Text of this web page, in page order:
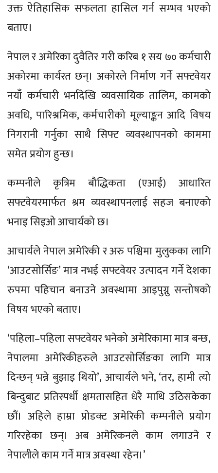
उक्त ऐतिहासिक सफलता हासिल गर्न सम्भव भएको
बताए।
नेपाल र अमेरिका दुवैतिर गरी करिब १ सय ७० कर्मचारी
अकोरमा कार्यरत छन्। अकोरले निर्माण गर्ने सफ्टवेयर
नयाँ कर्मचारी भर्नादेखि व्यवसायिक तालिम, कामको
अवधि, पारिश्रमिक, कर्मचारीको मूल्याङ्कन आदि विषय
निगरानी गर्नुका साथै सिफ्ट व्यवस्थापनको काममा
समेत प्रयोग हुन्छ।
कम्पनीले कृत्रिम बौद्धिकता (एआई) आधारित
सफ्टवेयरमार्फत श्रम व्यवस्थापनलाई सहज बनाएको
भनाइ सिइओ आचार्यको छ।
आचार्यले नेपाल अमेरिकी र अरु पश्चिमा मुलुकका लागि
‘आउटसोर्सिङ’ मात्र नभई सफ्टवेयर उत्पादन गर्ने देशका
रुपमा पहिचान बनाउने अवस्थामा आइपुग्नु सन्तोषको
विषय भएको बताए।
‘पहिला–पहिला सफ्टवेयर भनेको अमेरिकामा मात्र बन्छ,
नेपालमा अमेरिकीहरुले आउटसोर्सिङका लागि मात्र
दिन्छन् भन्ने बुझाइ थियो’, आचार्यले भने, ‘तर, हामी त्यो
बिन्दुबाट प्रतिस्पर्धी क्षमतासहित धेरै माथि उठिसकेका
छौं। अहिले हाम्रा प्रोडक्ट अमेरिकी कम्पनीले प्रयोग
गरिरहेका छन्। अब अमेरिकनले काम लगाउने र
नेपालीले काम गर्ने मात्र अवस्था रहेन।’